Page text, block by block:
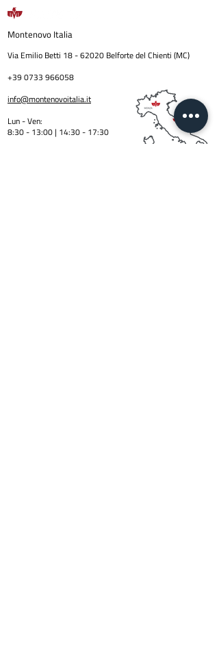
Montenovo Italia
Via Emilio Betti 18 - 62020 Belforte del Chienti (MC)
+39 0733 966058
info@montenovoitalia.it
Lun - Ven:
8:30 - 13:00 | 14:30 - 17:30